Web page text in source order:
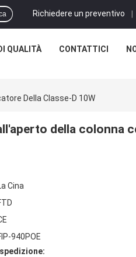
Richiedere un preventivo |
QUALITÀ CONTATTICI
Della Classe-D 10W
della colonna
Cina
940POE